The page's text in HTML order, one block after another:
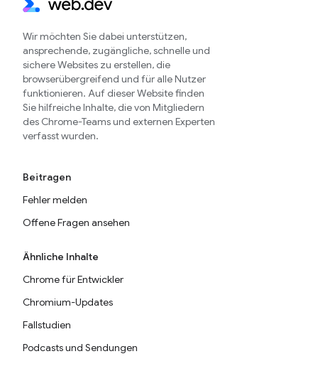
Wir möchten Sie dabei unterstützen,
ansprechende, zugängliche, schnelle und
sichere Websites zu erstellen, die
browserübergreifend und für alle Nutzer
funktionieren. Auf dieser Website finden
Sie hilfreiche Inhalte, die von Mitgliedern
des Chrome-Teams und externen Experten
verfasst wurden.
Beitragen
Fehler melden
Offene Fragen ansehen
Ähnliche Inhalte
Chrome für Entwickler
Chromium-Updates
Fallstudien
Podcasts und Sendungen